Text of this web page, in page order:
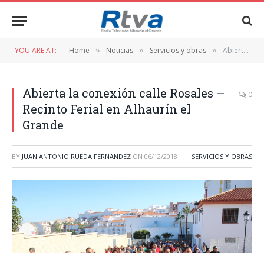
YOU ARE AT: Home » Noticias » Servicios y obras » Abierta la conexión calle Rosales – Recinto Ferial en Alhaurín el Grande
Abierta la conexión calle Rosales –
Recinto Ferial en Alhaurín el
Grande
0
BY JUAN ANTONIO RUEDA FERNANDEZ ON 06/12/2018 SERVICIOS Y OBRAS